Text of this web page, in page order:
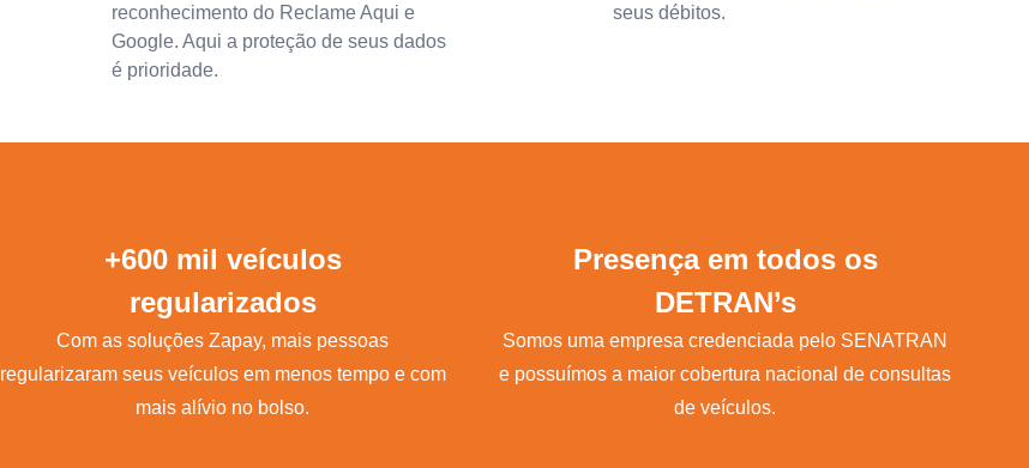
reconhecimento do Reclame Aqui e
Google. Aqui a proteção de seus dados
é prioridade.
seus débitos.
+600 mil veículos
regularizados
Com as soluções Zapay, mais pessoas
regularizaram seus veículos em menos tempo e com
mais alívio no bolso.
Presença em todos os
DETRAN’s
Somos uma empresa credenciada pelo SENATRAN
e possuímos a maior cobertura nacional de consultas
de veículos.